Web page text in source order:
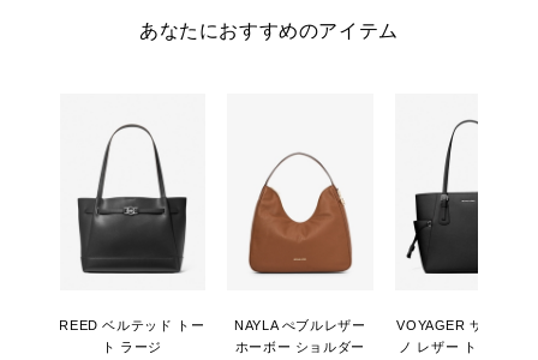
あなたにおすすめのアイテム
REED ベルテッド トー
ト ラージ
NAYLA ぺブルレザー
ホーボー ショルダー
VOYAGER サフィア
ノ レザー トート ラー